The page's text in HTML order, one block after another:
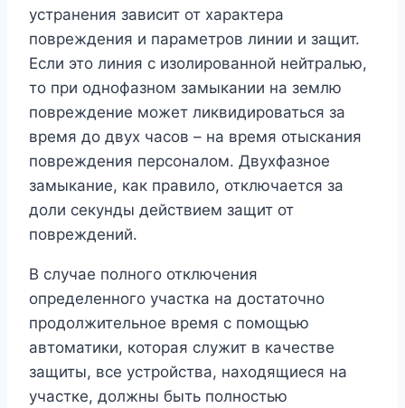
устранения зависит от характера
повреждения и параметров линии и защит.
Если это линия с изолированной нейтралью,
то при однофазном замыкании на землю
повреждение может ликвидироваться за
время до двух часов – на время отыскания
повреждения персоналом. Двухфазное
замыкание, как правило, отключается за
доли секунды действием защит от
повреждений.
В случае полного отключения
определенного участка на достаточно
продолжительное время с помощью
автоматики, которая служит в качестве
защиты, все устройства, находящиеся на
участке, должны быть полностью